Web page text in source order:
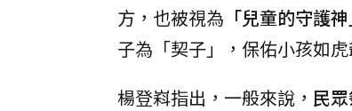
方，也被視為 「兒童的守護神
子為「契子」，保佑小孩如
楊登嵙指出，一般來說， 民